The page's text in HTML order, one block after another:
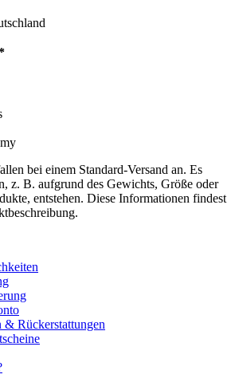
bei einem Standard-Versand an. Es
z. B. aufgrund des Gewichts, Größe oder
entstehen. Diese Informationen findest
& Rückerstattungen